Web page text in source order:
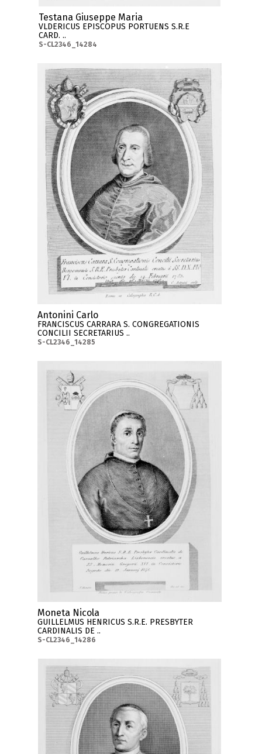
Testana Giuseppe Maria
VLDERICUS EPISCOPUS PORTUENS S.R.E
CARD. ..
S-CL2346_14284
Antonini Carlo
FRANCISCUS CARRARA S. CONGREGATIONIS
CONCILII SECRETARIUS ..
S-CL2346_14285
Moneta Nicola
GUILLELMUS HENRICUS S.R.E. PRESBYTER
CARDINALIS DE ..
S-CL2346_14286